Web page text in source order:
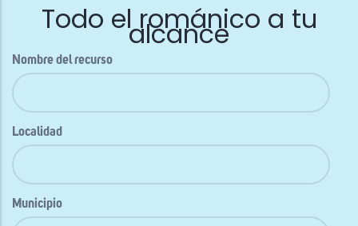
Todo el románico a tu
alcance
Nombre del recurso
Localidad
Municipio